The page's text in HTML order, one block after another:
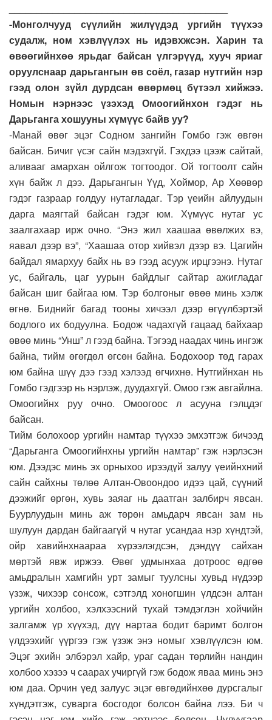
-Монголчууд сүүлийн жилүүдэд ургийн түүхээ
судалж, ном хэвлүүлэх нь идэвхжсэн. Харин та
өвөөгийнхөө ярьдаг байсан үлгэрүүд, хууч яриаг
оруулснаар дарьгангын өв соёл, газар нутгийн нэр
гээд олон зүйл дурдсан өвөрмөц бүтээл хийжээ.
Номын нэрнээс үзэхэд Омоогийнхон гэдэг нь
Дарьганга хошууны хүмүүс байв уу?
-Манай өвөг эцэг Содном зангийн Гомбо гэж өвгөн
байсан. Бичиг үсэг сайн мэдэхгүй. Гэхдээ цээж сайтай,
аливааг амархан ойлгож тогтоодог. Ой тогтоолт сайн
хүн байж л дээ. Дарьгангын Үүд, Хоймор, Ар Хөөвөр
гэдэг газраар голдуу нутагладаг. Тэр үеийн айлуудын
дарга маягтай байсан гэдэг юм. Хүмүүс нутаг ус
заалгахаар ирж очно. “Энэ жил хаашаа өвөлжих вэ,
яавал дээр вэ”, “Хаашаа отор хийвэл дээр вэ. Цагийн
байдал ямархуу байх нь вэ гээд асууж ирцгээнэ. Нутаг
ус, байгаль, цаг уурын байдлыг сайтар ажигладаг
байсан шиг байгаа юм. Тэр болгоныг өвөө минь хэлж
өгнө. Биднийг багад тооны хичээл дээр өгүүлбэртэй
бодлого их бодуулна. Бодож чадахгүй гацаад байхаар
өвөө минь “Унш” л гээд байна. Тэгээд наадах чинь ингэж
байна, тийм өгөгдөл өгсөн байна. Бодохоор төд гарах
юм байна шүү дээ гээд хэлээд өгчихнө. Нутгийнхан нь
Гомбо гэдгээр нь нэрлэж, дуудахгүй. Омоо гэж авгайлна.
Омоогийнх руу очно. Омоогоос л асууна гэлцдэг
байсан.
Тийм болохоор ургийн намтар түүхээ эмхэтгэж бичээд
“Дарьганга Омоогийнхны ургийн намтар” гэж нэрлэсэн
юм. Дээдэс минь эх орныхоо ирээдүй залуу үеийнхний
сайн сайхны төлөө Алтан-Овоондоо идээ цай, сүүний
дээжийг өргөн, хувь заяаг нь даатган залбирч явсан.
Буурлуудын минь аж төрөн амьдарч явсан зам нь
шулуун дардан байгаагүй ч нутаг усандаа нэр хүндтэй,
ойр хавийнхнаараа хүрээлэгдсэн, дэндүү сайхан
мөртэй явж иржээ. Өвөг удмынхаа дотроос өдгөө
амьдралын хамгийн урт замыг туулсны хувьд нүдээр
үзэж, чихээр сонсож, сэтгэлд хоногшин үлдсэн алтан
ургийн холбоо, хэлхээсний тухай тэмдэглэн хойчийн
залгамж үр хүүхэд, дүү нартаа бодит баримт болгон
үлдээхийг үүргээ гэж үзэж энэ номыг хэвлүүлсэн юм.
Эцэг эхийн элбэрэл хайр, ураг садан төрлийн нандин
холбоо хэзээ ч саарах учиргүй гэж бодож яваа минь энэ
юм даа. Орчин үед залуус эцэг өвгөдийнхөө дурсгалыг
хүндэтгэж, суварга босгодог болсон байна лээ. Би ч